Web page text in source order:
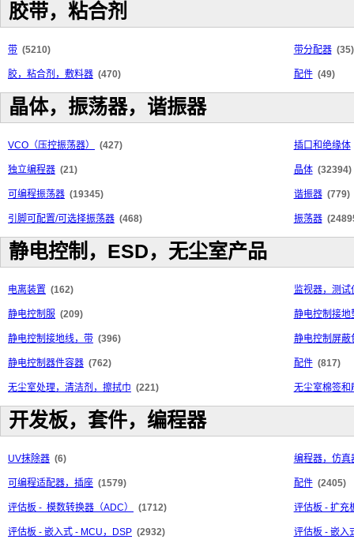
胶带，粘合剂
带 (5210) 带分配器 (35)
胶，粘合剂，敷料器 (470) 配件 (49)
晶体，振荡器，谐振器
VCO（压控振荡器） (427) 插口和绝缘体
独立编程器 (21) 晶体 (32394)
可编程振荡器 (19345) 谐振器 (779)
引脚可配置/可选择振荡器 (468) 振荡器
静电控制，ESD，无尘室产品
电离装置 (162) 监视器，测试
静电控制服 (209) 静电控制接地
静电控制接地线，带 (396) 静电控制屏蔽
静电控制器件容器 (762) 配件 (817)
无尘室处理，清洁剂，擦拭巾 (221) 无尘室棉签和
开发板，套件，编程器
UV抹除器 (6) 编程器，仿真
可编程适配器，插座 (1579) 配件 (2405)
评估板 - 模数转换器（ADC） (1712) 评估板 - 扩充
评估板 - 嵌入式 - MCU，DSP (2932) 评估板 - 嵌入